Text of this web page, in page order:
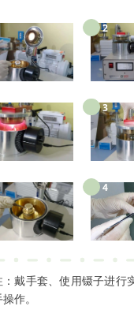
2
3
4
：戴手套、使用镊子进行
作。